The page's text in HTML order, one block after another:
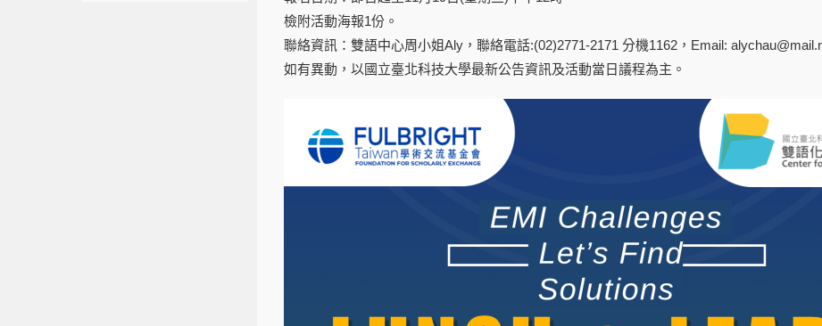
檢附活動海報1份。
聯絡資訊：雙語中心周小姐Aly，聯絡電話:(02)2771-2171 分機1162，Email:
如有異動，以國立臺北科技大學最新公告資訊及活動當日議程為主。